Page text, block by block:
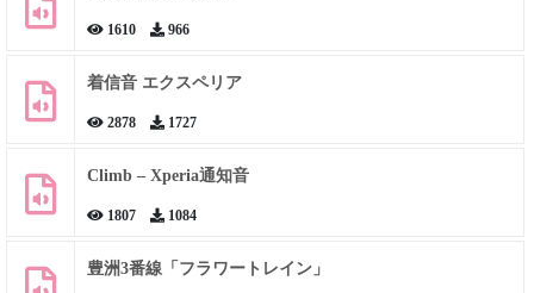
1610 966
着信音 エクスペリア
2878 1727
Climb – Xperia通知音
1807 1084
豊洲3番線「フラワートレイン」